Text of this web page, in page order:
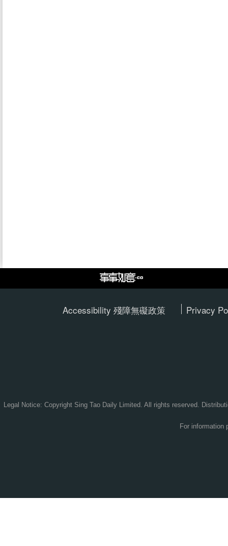
Accessibility 殘障無礙政策 Privacy
Legal Notice: Copyright Sing Tao Daily Limited. All rights reserved.
For